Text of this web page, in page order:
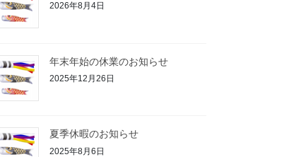
2026年8月4日
年末年始の休業のお知らせ
2025年12月26日
夏季休暇のお知らせ
2025年8月6日